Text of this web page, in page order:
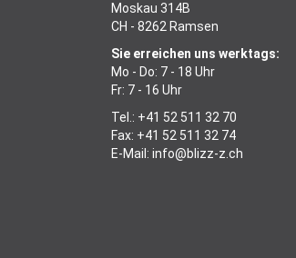
Moskau 314B
CH - 8262 Ramsen
Sie erreichen uns werktags:
Mo - Do: 7 - 18 Uhr
Fr: 7 - 16 Uhr
Tel.: +41 52 511 32 70
Fax: +41 52 511 32 74
E-Mail: info@blizz-z.ch